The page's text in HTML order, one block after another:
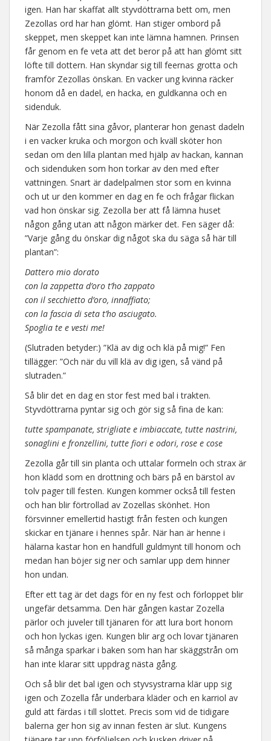
igen. Han har skaffat allt styvdöttrarna bett om, men
Zezollas ord har han glömt. Han stiger ombord på
skeppet, men skeppet kan inte lämna hamnen. Prinsen
får genom en fe veta att det beror på att han glömt sitt
löfte till dottern. Han skyndar sig till feernas grotta och
framför Zezollas önskan. En vacker ung kvinna räcker
honom då en dadel, en hacka, en guldkanna och en
sidenduk.
När Zezolla fått sina gåvor, planterar hon genast dadeln
i en vacker kruka och morgon och kväll sköter hon
sedan om den lilla plantan med hjälp av hackan, kannan
och sidenduken som hon torkar av den med efter
vattningen. Snart är dadelpalmen stor som en kvinna
och ut ur den kommer en dag en fe och frågar flickan
vad hon önskar sig. Zezolla ber att få lämna huset
någon gång utan att någon märker det. Fen säger då:
”Varje gång du önskar dig något ska du säga så här till
plantan”:
Dattero mio dorato
con la zappetta d’oro t’ho zappato
con il secchietto d’oro, innaffiato;
con la fascia di seta t’ho asciugato.
Spoglia te e vesti me!
(Slutraden betyder:) ”Klä av dig och klä på mig!” Fen
tillägger: ”Och när du vill klä av dig igen, så vänd på
slutraden.”
Så blir det en dag en stor fest med bal i trakten.
Styvdöttrarna pyntar sig och gör sig så fina de kan:
tutte spampanate, strigliate e imbiaccate, tutte nastrini,
sonaglini e fronzellini, tutte fiori e odori, rose e cose
Zezolla går till sin planta och uttalar formeln och strax är
hon klädd som en drottning och bärs på en bärstol av
tolv pager till festen. Kungen kommer också till festen
och han blir förtrollad av Zozellas skönhet. Hon
försvinner emellertid hastigt från festen och kungen
skickar en tjänare i hennes spår. När han är henne i
hälarna kastar hon en handfull guldmynt till honom och
medan han böjer sig ner och samlar upp dem hinner
hon undan.
Efter ett tag är det dags för en ny fest och förloppet blir
ungefär detsamma. Den här gången kastar Zozella
pärlor och juveler till tjänaren för att lura bort honom
och hon lyckas igen. Kungen blir arg och lovar tjänaren
så många sparkar i baken som han har skäggstrån om
han inte klarar sitt uppdrag nästa gång.
Och så blir det bal igen och styvsystrarna klär upp sig
igen och Zozella får underbara kläder och en karriol av
guld att färdas i till slottet. Precis som vid de tidigare
balerna ger hon sig av innan festen är slut. Kungens